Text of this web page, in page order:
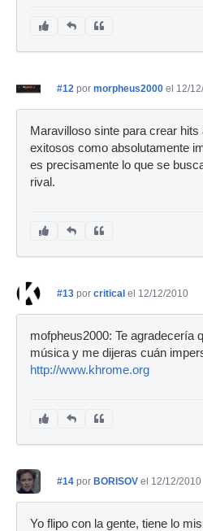
#12 por morpheus2000 el 12/
Maravilloso sinte para crear
exitosos como absolutamente
es precisamente lo que se
rival.
#13 por critical el 12/12/2010
mofpheus2000: Te agradecería
música y me dijeras cuán
http://www.khrome.org
#14 por BORISOV el 12/12/2010
Yo flipo con la gente, tiene lo